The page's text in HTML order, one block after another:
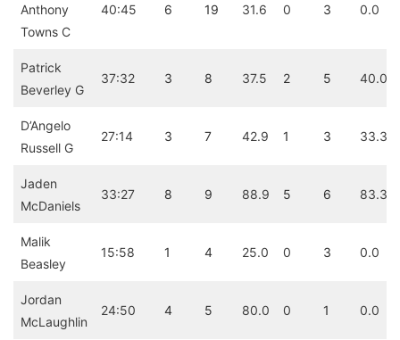
Anthony
Towns C
40:45 6 19 31.6 0 3 0.0
Patrick
Beverley G
37:32 3 8 37.5 2 5 40.0
D’Angelo
Russell G
27:14 3 7 42.9 1 3 33.3
Jaden
McDaniels
33:27 8 9 88.9 5 6 83.3
Malik
Beasley
15:58 1 4 25.0 0 3 0.0
Jordan
McLaughlin
24:50 4 5 80.0 0 1 0.0